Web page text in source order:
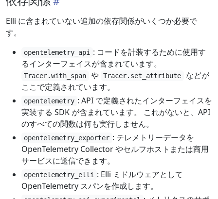
Elli に含まれていない追加の依存関係がいくつか必要で
す。
opentelemetry_api
: コードを計装するために使用す
るインターフェイスが含まれています。
Tracer.with_span や Tracer.set_attribute
などが
ここで定義されています。
opentelemetry : API で定義されたインターフェイスを
実装する SDK が含まれています。 これがないと、API
のすべての関数は何も実行しません。
opentelemetry_exporter : テレメトリーデータを
OpenTelemetry Collector やセルフホストまたは商用
サービスに送信できます。
opentelemetry_elli
: Elli ミドルウェアとして
OpenTelemetry スパンを作成します。